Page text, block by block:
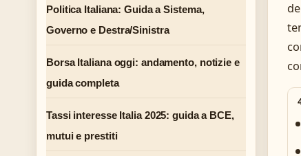
Politica Italiana: Guida a Sistema,
Governo e Destra/Sinistra
Borsa Italiana oggi: andamento, notizie e
guida completa
Tassi interesse Italia 2025: guida a BCE,
mutui e prestiti